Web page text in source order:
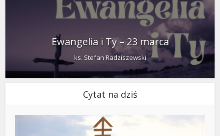
Ewangelia i Ty – 23 marca
ks. Stefan Radziszewski
Cytat na dziś